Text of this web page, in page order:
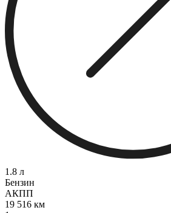
1.8 л
Бензин
АКПП
19 516 км